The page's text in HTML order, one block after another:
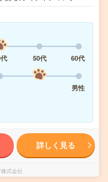
50代
60代
男性
詳しく見る
式会社